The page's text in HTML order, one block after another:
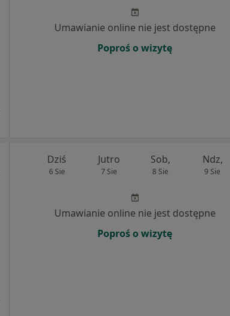
Umawianie online nie jest dostępne
Poproś o wizytę
Dziś
6 Sie
Jutro
7 Sie
Sob,
8 Sie
Ndz,
9 Sie
Umawianie online nie jest dostępne
Poproś o wizytę